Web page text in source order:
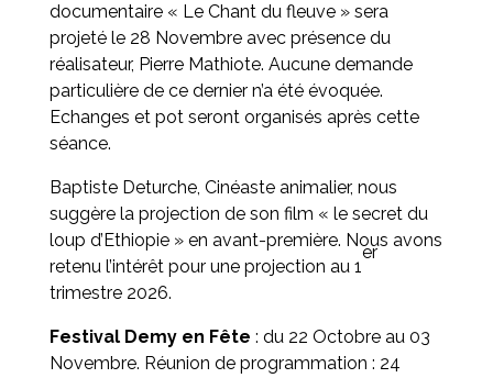
documentaire « Le Chant du fleuve » sera
projeté le 28 Novembre avec présence du
réalisateur, Pierre Mathiote. Aucune demande
particulière de ce dernier n’a été évoquée.
Echanges et pot seront organisés après cette
séance.
Baptiste Deturche, Cinéaste animalier, nous
suggère la projection de son film « le secret du
loup d’Ethiopie » en avant-première. Nous avons
retenu l’intérêt pour une projection au 1
er
trimestre 2026.
Festival Demy en Fête : du 22 Octobre au 03
Novembre. Réunion de programmation : 24